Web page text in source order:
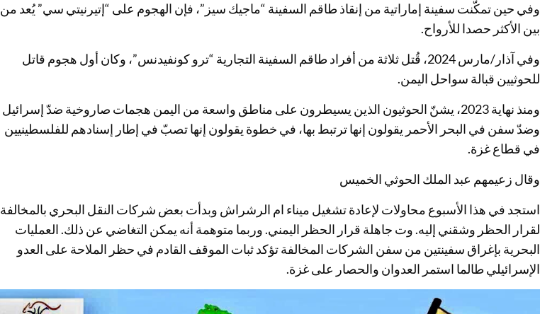
وفي حين تمكّنت سفينة إماراتية من إنقاذ طاقم السفينة “ماجيك سيز”، فإن الهجوم على “إتيرنيتي سي” يُعد من
بين الأكثر حصدا للأرواح.
وفي آذار/مارس 2024، قُتل ثلاثة من أفراد طاقم السفينة التجارية “ترو كونفيدنس”، وكان أول هجوم قاتل
للحوثيين قبالة سواحل اليمن.
ومنذ نهاية 2023، يشنّ الحوثيون الذين يسيطرون على مناطق واسعة من اليمن هجمات صاروخية ضدّ إسرائيل
وضدّ سفن في البحر الأحمر يقولون إنها ترتبط بها، في خطوة يقولون إنها تصبّ في إطار إسنادهم للفلسطينيين
في قطاع غزة.
وقال زعيمهم عبد الملك الحوثي الخميس
استجد في هذا الأسبوع محاولات لإعادة تشغيل ميناء ام الرشراش وبدأت بعض شركات النقل البحري بالمخالفة
لقرار الحظر وشقني إليه. وت جاهلة قرار الحظر اليمني. وربما متوهمة أنه يمكن التغاضي عن ذلك. العمليات
البحرية بإغراق سفينتين من سفن الشركات المخالفة تؤكد ثبات الموقف القادم في حظر الملاحة على العدو
الإسرائيلي طالما استمر العدوان والحصار على غزة.